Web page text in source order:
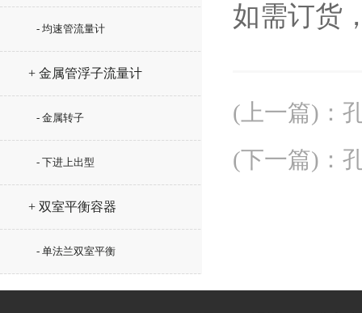
- 均速管流量计
+ 金属管浮子流量计
- 金属转子
- 下进上出型
+ 双室平衡容器
- 单法兰双室平衡
如需订货
(上一篇) ：
(下一篇) ：